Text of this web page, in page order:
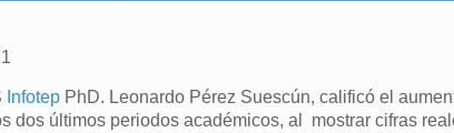
Infotep PhD. Leonardo Pérez Suescún, calificó el
dos últimos periodos académicos, al mostrar cifras